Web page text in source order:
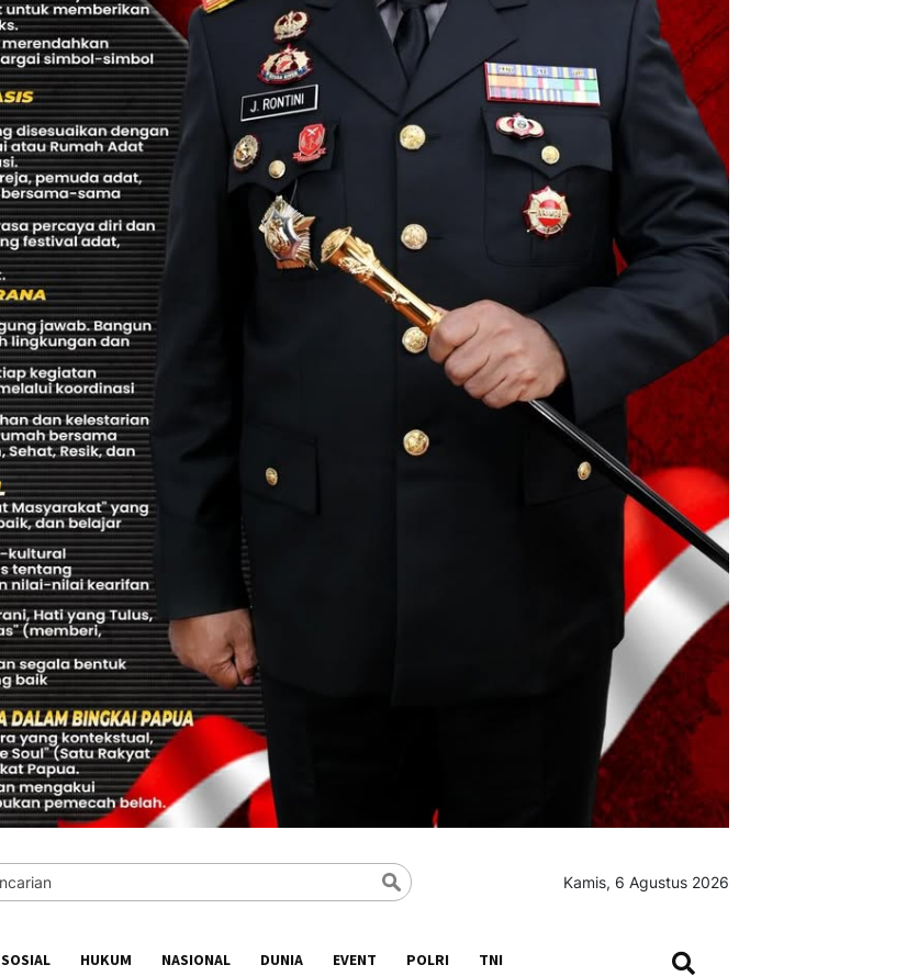
Kamis, 6 Agustus 2026
SOSIAL HUKUM NASIONAL DUNIA EVENT POLRI TNI